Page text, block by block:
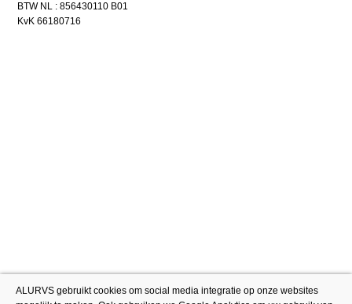
BTW NL : 856430110 B01
KvK 66180716
ALURVS gebruikt cookies om social media integratie op onze websites